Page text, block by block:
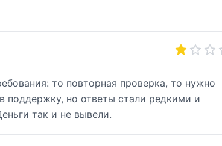
то повторная проверка, то нужно
поддержку, но ответы стали редкими и
так и не вывели.